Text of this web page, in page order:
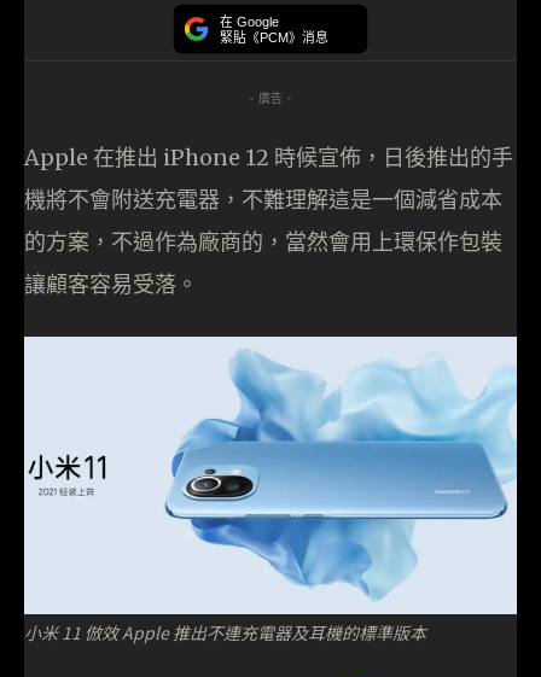
在 Google
緊貼《PCM》消息
- 廣告 -
Apple 在推出 iPhone 12 時候宣佈，日後推出的手
機將不會附送充電器，不難理解這是一個減省成本
的方案，不過作為廠商的，當然會用上環保作包裝
讓顧客容易受落。
小米 11 倣效 Apple 推出不連充電器及耳機的標準版本